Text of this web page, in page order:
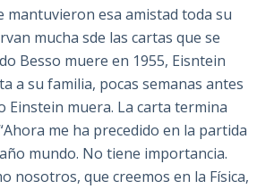
mantuvieron esa amistad toda su
mucha sde las cartas que se
Besso muere en 1955, Eisntein
a su familia, pocas semanas antes
Einstein muera. La carta termina
me ha precedido en la partida
mundo. No tiene importancia.
nosotros, que creemos en la Física,